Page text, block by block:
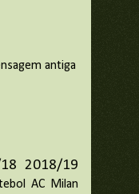
antiga
2018/19
AC Milan